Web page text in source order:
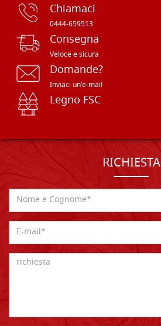
Chiamaci
0444-659513
Consegna
Veloce e sicura
Domande?
Inviaci un'e-mail
Legno FSC
RICHIESTA